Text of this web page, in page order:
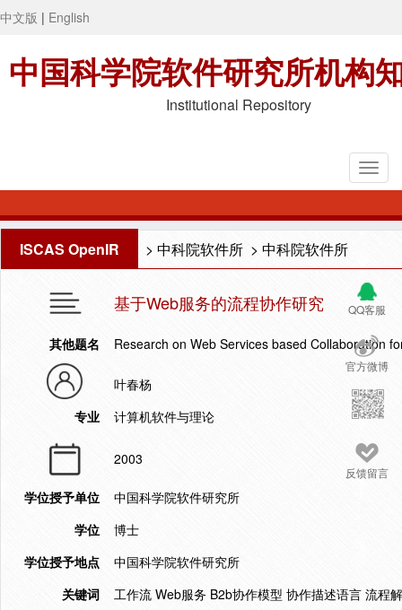
中文版 | English
中国科学院软件研究所机构
Institutional Repository
ISCAS OpenIR > 中科院软件所 > 中科院软件所
QQ客服
官方微博
反馈留言
基于Web服务的流程协作研究
其他题名 Research on Web Services based Collaboration
叶春杨
专业
计算机软件与理论
2003
学位授予单位
中国科学院软件研究所
学位
博士
学位授予地点
中国科学院软件研究所
关键词
工作流 Web服务 B2b协作模型 协作描述语言 流程